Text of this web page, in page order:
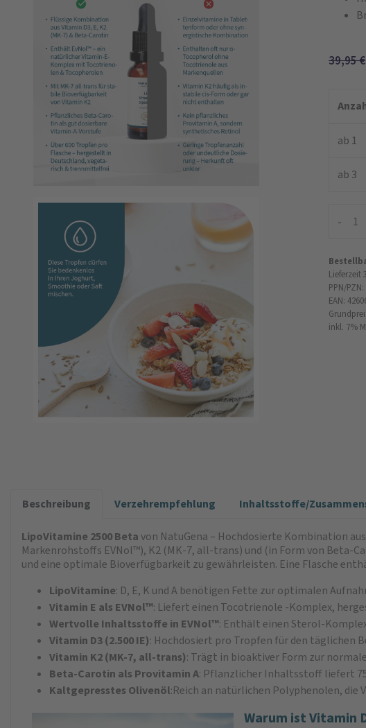
39,95€
ab 1
ab 3
-
Lieferzeit
PPN/
EAN:
inkl. 7%
Beschreibung Verzehrempfehlung Inhaltsstoffe/
LipoVitamine 2500Betavon NatuGena – Hochdosierte Kombination
Markenrohstoffs EVNol™), K2 (MK-7, all-trans) und (in Form von Beta-
und eine optimale Bioverfügbarkeit zu gewährleisten. Eine Flasche
LipoVitamine: D, E, K und A benötigen Fette zur optimalen
Vitamin E als EVNol™: Liefert einen Tocotrienole -Komplex,
Wertvolle Inhaltsstoffe in EVNol™: Enthält einen Sterol-
Vitamin D3 (2.500 IE): Hochdosiert pro Tropfen für den täglichen
Vitamin K2 (MK-7, all-trans): Trägt in bioaktiver Form zur
Beta-Carotin als Provitamin A: Pflanzlicher Inhaltsstoff liefert
Kaltgepresstes Olivenöl:Reich an natürlichen Polyphenolen, die
Warum ist Vitamin